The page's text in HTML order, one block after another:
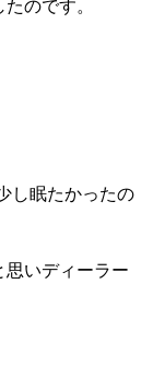
のです。
し眠たかったの
思いディーラー